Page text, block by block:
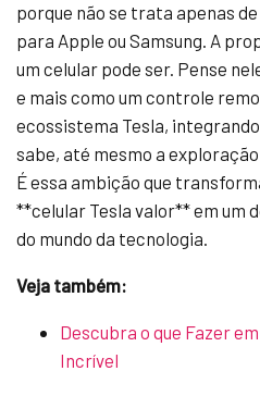
porque não se trata apenas
para Apple ou Samsung. A
um celular pode ser. Pense
e mais como um controle
ecossistema Tesla,
sabe, até mesmo a
É essa ambição que
**celular Tesla valor** em um
do mundo da tecnologia.
Veja também:
Descubra o que Fazer
Incrível